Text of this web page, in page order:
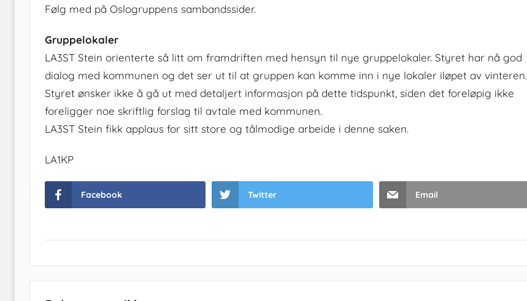
Følg med på Oslogruppens sambandssider.
Gruppelokaler
LA3ST Stein orienterte så litt om framdriften med hensyn til nye gruppelokaler. Styret har nå god
dialog med kommunen og det ser ut til at gruppen kan komme inn i nye lokaler iløpet av vinteren.
Styret ønsker ikke å gå ut med detaljert informasjon på dette tidspunkt, siden det foreløpig ikke
foreligger noe skriftlig forslag til avtale med kommunen.
LA3ST Stein fikk applaus for sitt store og tålmodige arbeide i denne saken.
LA1KP
Facebook Twitter Email